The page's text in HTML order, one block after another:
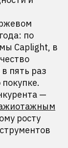
по
Caplight, в
пять раз
—
росту